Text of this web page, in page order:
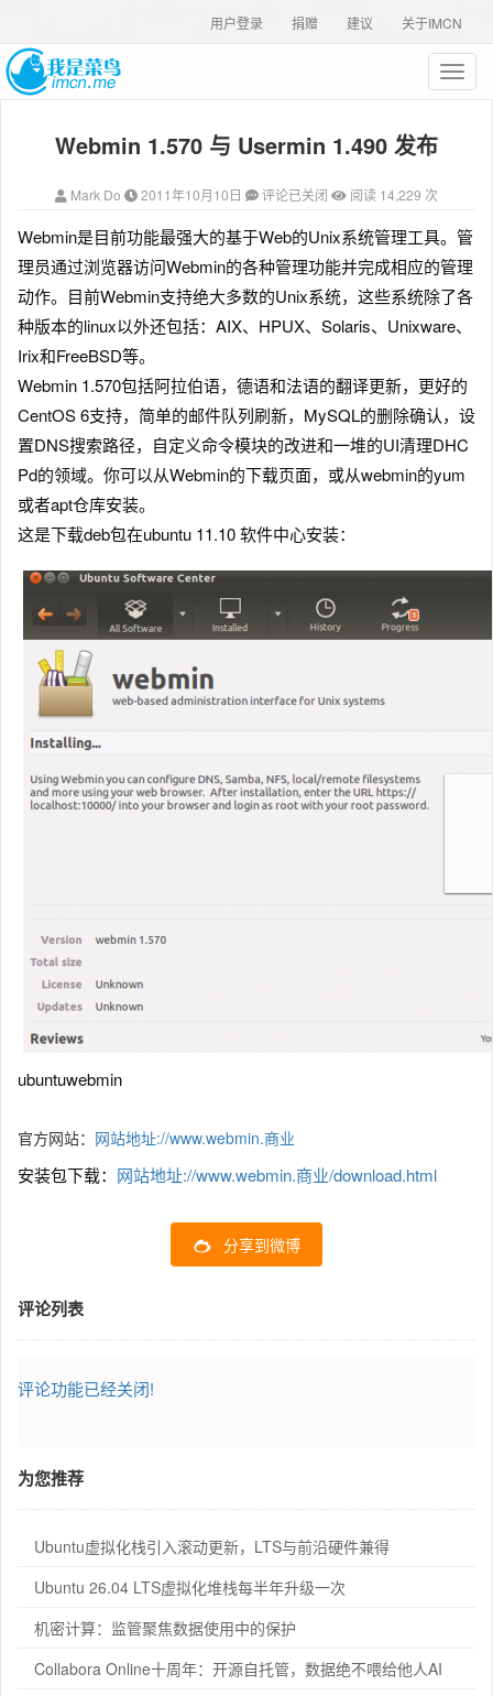
关于IMCN
建议
捐赠
用户登录
T
o
a
i
g
t
o
Webmin 1.570 与 Usermin 1.490 发布
Mark Do 2011年10月10日 评论已关闭 阅读 14,229 次
Webmin是目前功能最强大的基于Web的Unix系统管理工具。 管
理员通过浏览器访问Webmin的各种管理功能并完成相应的管理
动作。目前Webmin支持绝大多数的Unix系统，这些系统除了各
种版本的linux以外还包括：AIX、HPUX、Solaris、Unixware、
Irix和FreeBSD等。
Webmin 1.570包括阿拉伯语，德语和法语的翻译更新，更好的
CentOS 6支持，简单的邮件队列刷新，MySQL的删除确认，设
置DNS搜索路径，自定义命令模块的改进和一堆的UI清理DHC
Pd的领域。你可以从Webmin的下载页面，或从webmin的yum
或者apt仓库安装。
这是下载deb包在ubuntu 11.10 软件中心安装：
ubuntuwebmin
官方网站： 网站地址://www.webmin.商业
安装包下载： 网站地址://www.webmin.商业/download.html
分享到微博
评论列表
评论功能已经关闭!
为您推荐
Ubuntu虚拟化栈引入滚动更新，LTS与前沿硬件兼得
Ubuntu 26.04 LTS虚拟化堆栈每半年升级一次
机密计算：监管聚焦数据使用中的保护
Collabora Online十周年：开源自托管，数据绝不喂给他人AI